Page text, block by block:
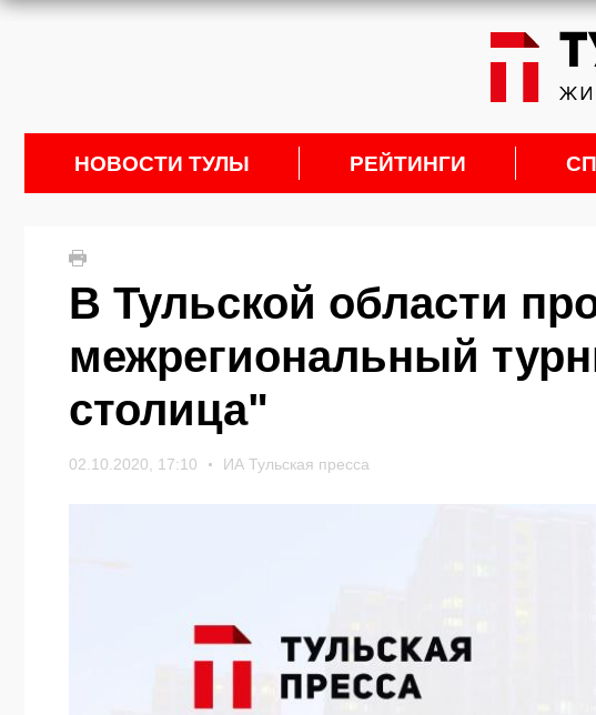
НОВОСТИ ТУЛЫ РЕЙТИНГИ
В Тульской области
межрегиональный
столица"
02.10.2020, 17:10 ИА Тульская пресса